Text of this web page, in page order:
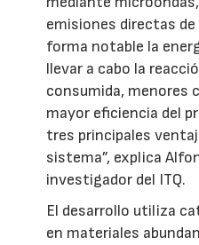
emisiones directas de
forma notable la
llevar a cabo la
consumida, menores
mayor eficiencia del
tres principales
sistema”, explica
investigador del ITQ.
El desarrollo utiliza
en materiales